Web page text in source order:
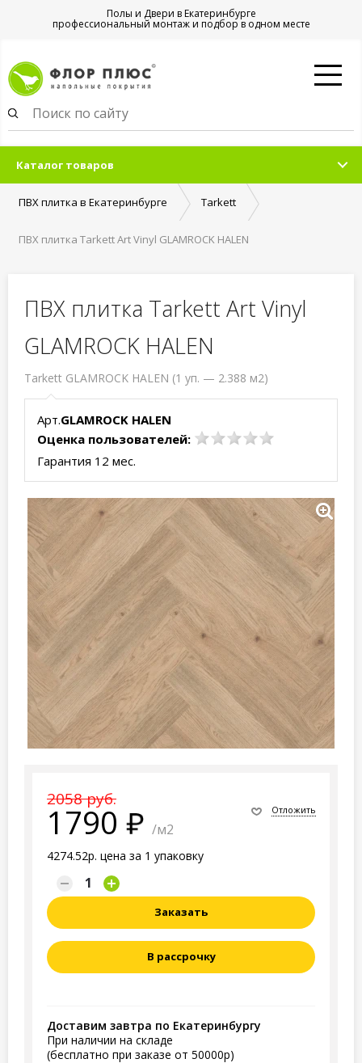
Полы и Двери в Екатеринбурге
профессиональный монтаж и подбор в одном месте
Каталог товаров
ПВХ плитка в Екатеринбурге Tarkett
ПВХ плитка Tarkett Art Vinyl GLAMROCK HALEN
ПВХ плитка Tarkett Art Vinyl
GLAMROCK HALEN
Tarkett GLAMROCK HALEN (1 уп. — 2.388 м2)
Арт.GLAMROCK HALEN
Оценка пользователей:
Гарантия 12 мес.
2058 руб.
1790 /м2
4274.52р. цена за 1 упаковку
Отложить
Заказать
В рассрочку
Доставим завтра по Екатеринбургу
При наличии на складе
(бесплатно при заказе от 50000р)